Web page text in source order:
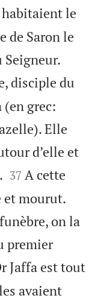
le
de Saron le
disciple du
(en grec:
Elle
d’elle et


37 A cette
et mourut.
on la
premier
Jaffa est tout
avaient